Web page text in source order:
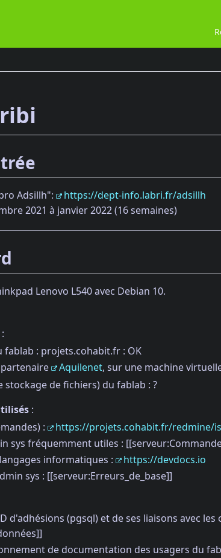
Adsillh":
https://dept-info.labri.fr/adsillh
2021 à janvier 2022 (16 semaines)
Lenovo L540 avec Debian 10.
fablab : projets.cohabit.fr : OK
Aquilenet, sur une machine
stockage de fichiers) du fablab : ?
:
:
https://projets.cohabit.fr/redmine/
sys fréquemment utiles :
informatiques :
https://devdocs.io
sys : [[serveur:Erreurs_de_base]]
d'adhésions (pgsql) et de ses liaisons avec
de documentation des usagers du